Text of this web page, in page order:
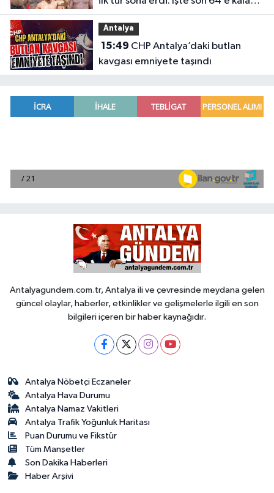
başpehlivanlar
Antalya
15:49
kavgası emniyete taşındı
Antalyagundem.com.tr, Antalya ili ve çevresinde meydana gelen
güncel olaylar, haberler, etkinlikler ve gelişmelerle ilgili en son
bilgileri içeren bir haber kaynağıdır.
Antalya Nöbetçi Eczaneler
Antalya Hava Durumu
Antalya Namaz Vakitleri
Antalya Trafik Yoğunluk Haritası
Puan Durumu ve Fikstür
Tüm Manşetler
Son Dakika Haberleri
Haber Arşivi